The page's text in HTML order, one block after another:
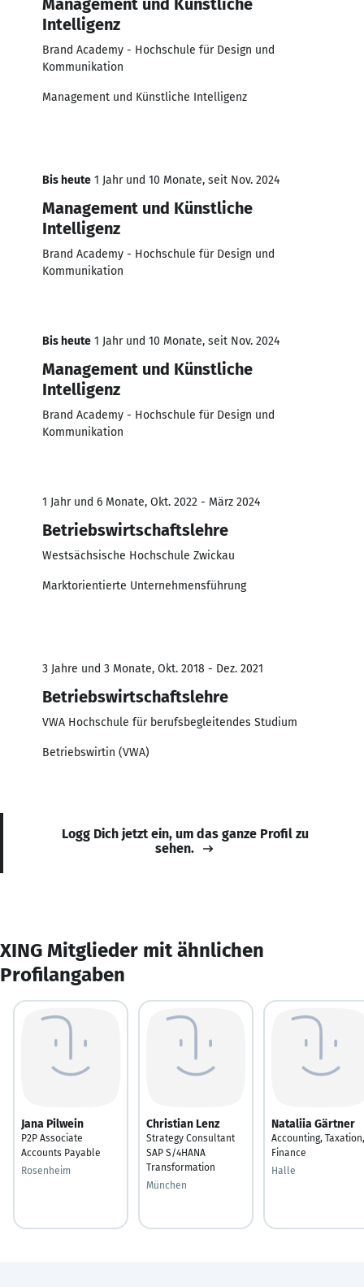
Intelligenz
Brand Academy - Hochschule für Design und
Kommunikation
Management und Künstliche Intelligenz
Bis heute 1 Jahr und 10 Monate, seit Nov. 2024
Management und Künstliche
Intelligenz
Brand Academy - Hochschule für Design und
Kommunikation
Bis heute 1 Jahr und 10 Monate, seit Nov. 2024
Management und Künstliche
Intelligenz
Brand Academy - Hochschule für Design und
Kommunikation
1 Jahr und 6 Monate, Okt. 2022 - März 2024
Betriebswirtschaftslehre
Westsächsische Hochschule Zwickau
Marktorientierte Unternehmensführung
3 Jahre und 3 Monate, Okt. 2018 - Dez. 2021
Betriebswirtschaftslehre
VWA Hochschule für berufsbegleitendes Studium
Betriebswirtin (VWA)
Logg Dich jetzt ein, um das ganze Profil zu
sehen.
XING Mitglieder mit ähnlichen
Profilangaben
Jana Pilwein
P2P Associate
Accounts Payable
Rosenheim
Christian Lenz
Strategy Consultant
SAP S/4HANA
Transformation
München
Nataliia Gärtner
Accounting, Taxation,
Finance
Halle